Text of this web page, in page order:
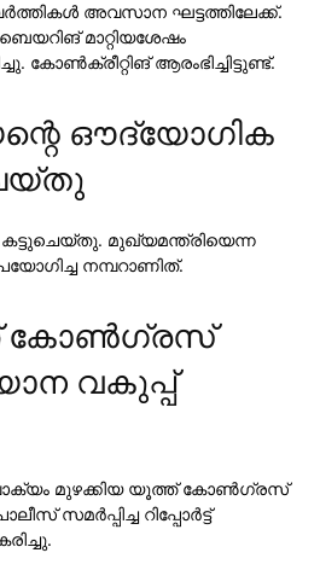
അവസാന ഘട്ടത്തിലേക്ക്.
മാറ്റിയശേഷം
ആരംഭിച്ചിട്ടുണ്ട്.
ഔദ്യോഗിക
മുഖ്യമന്ത്രിയെന്ന
നമ്പറാണിത്.
കോണ്‍ഗ്രസ്
വകുപ്പ്
മുഴക്കിയ യൂത്ത് കോണ്‍ഗ്രസ്
സമര്‍പ്പിച്ച റിപ്പോര്‍ട്ട്